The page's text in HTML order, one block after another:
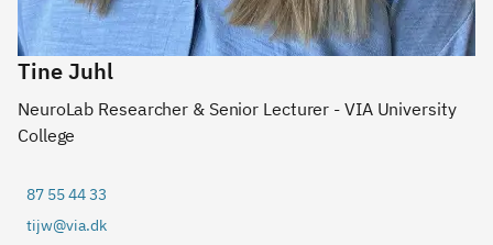
Tine Juhl
NeuroLab Researcher & Senior Lecturer - VIA University
College
87 55 44 33
tijw@via.dk